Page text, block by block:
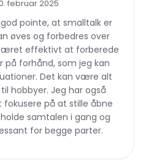
februar 2025
pointe, at smalltalk er
øves og forbedres over
effektivt at forberede
forhånd, som jeg kan
Det kan være alt
hobbyer. Jeg har også
på at stille åbne
samtalen i gang og
for begge parter.